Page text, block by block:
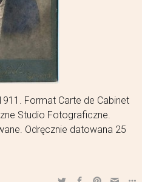
Format Carte de Cabinet
Studio Fotograficzne.
Odręcznie datowana 25